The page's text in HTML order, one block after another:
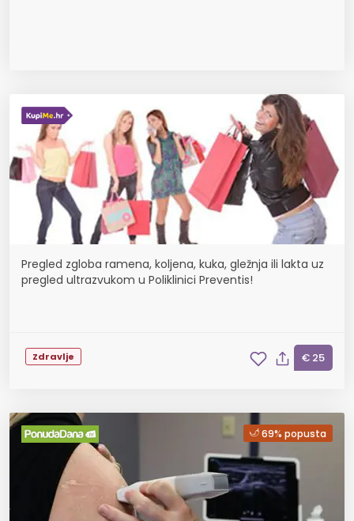
Pregled zgloba ramena, koljena, kuka, gležnja ili lakta uz
pregled ultrazvukom u Poliklinici Preventis!
Zdravlje € 25
69% popusta